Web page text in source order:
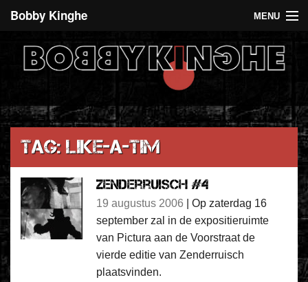
Bobby Kinghe MENU
Recent
De 5 euro club
Over Bobby Kinghe
Tag: Like-A-Tim
Zenderruisch #4
19 augustus 2006
Op zaterdag 16
september zal in de expositieruimte
van Pictura aan de Voorstraat de
vierde editie van Zenderruisch
plaatsvinden.